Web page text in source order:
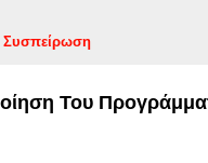
Συσπείρωση
Του